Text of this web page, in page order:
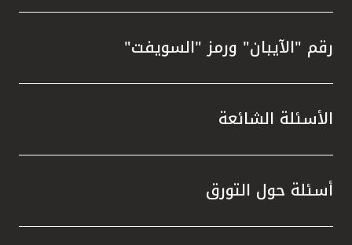
رقم "الآيبان" ورمز "السويفت"
الأسئلة الشائعة
أسئلة حول التورق